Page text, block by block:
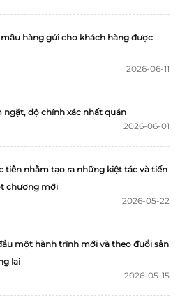
hàng gửi cho khách hàng được
2026-06-11
ngặt, độ chính xác nhất quán
2026-06-01
tiễn nhằm tạo ra những kiệt tác và tiến
chương mới
2026-05-22
một hành trình mới và theo đuổi sản
lai
2026-05-15